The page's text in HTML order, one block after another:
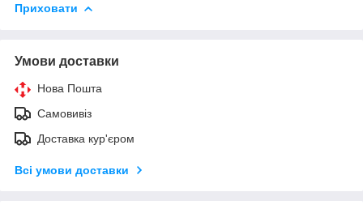
Приховати
Умови доставки
Нова Пошта
Самовивіз
Доставка кур'єром
Всі умови доставки